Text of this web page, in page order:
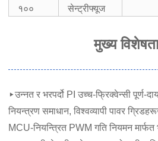
१००
सेन्ट्रीफ्यूज
मुख्य
▸उन्नत र भरपर्दो PI उच्च-फ्रिक्वेन्सी पूर्ण-
नियन्त्रण समाधान, विश्वव्यापी पावर
MCU-नियन्त्रित PWM गति नियमन मार्फत